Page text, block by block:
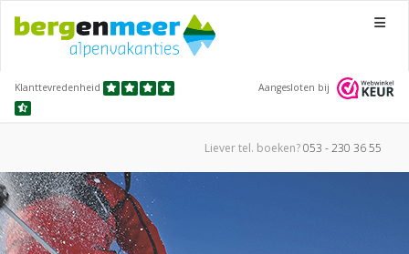
Menu
Klanttevredenheid Aangesloten bij
Liever tel. boeken?053 - 230 36 55